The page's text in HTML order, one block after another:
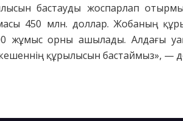
бастауды жоспарлап
450 млн. доллар. Жобаның
жұмыс орны ашылады. Алдағы
құрылысын бастаймыз», —